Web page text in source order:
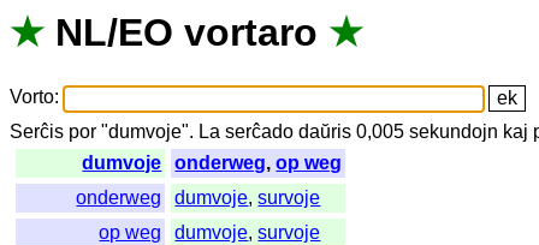
★ NL/EO vortaro ★
Vorto:
Serĉis por "dumvoje". La serĉado daŭris 0,005sekundojn kaj
dumvoje
onderweg,op weg
onderweg
dumvoje,survoje
op weg
dumvoje,survoje